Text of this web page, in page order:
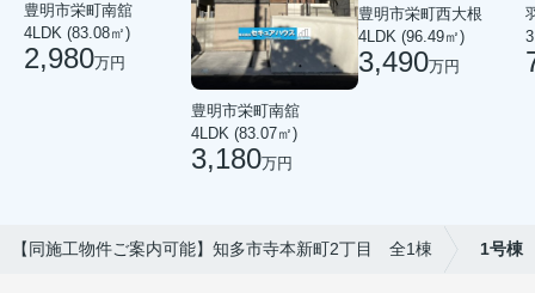
豊明市栄町南舘
4LDK (83.08㎡)
2,980万円
豊明市栄町南舘
4LDK (83.07㎡)
3,180万円
豊明市栄町西大根
4LDK (96.49㎡)
3,490万円
【同施工物件ご案内可能】知多市寺本新町2丁目 全1棟 1号棟